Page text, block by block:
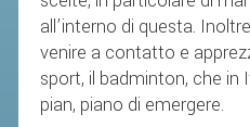
all’interno di questa.
venire a contatto e
sport, il badminton, che in
pian, piano di emergere.
QUOTE
LINE